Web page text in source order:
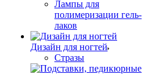
Лампы для
полимеризации гель-
лаков
Дизайн для ногтей
Стразы